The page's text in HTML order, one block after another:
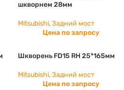
шкворнем 28мм
Mitsubishi,Задний мост
Цена по запросу
Шкворень FD15 RH 25*165мм
Mitsubishi,Задний мост
Цена по запросу